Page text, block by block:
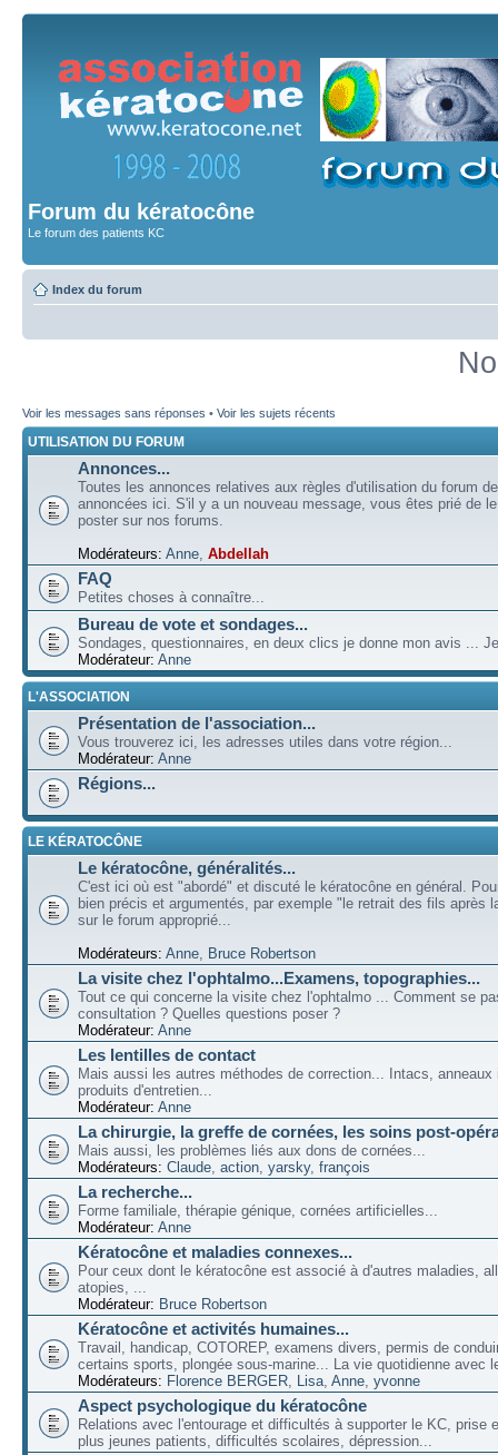
Forum du kératocône
Le forum des patients KC
Index du forum
Voir les messages sans réponses • Voir les sujets récents
UTILISATION DU FORUM
Annonces...
Toutes les annonces relatives aux règles d'utilisation du forum
annoncées ici. S'il y a un nouveau message, vous êtes prié de
poster sur nos forums.
Modérateurs: Anne, Abdellah
FAQ
Petites choses à connaître...
Bureau de vote et sondages...
Sondages, questionnaires, en deux clics je donne mon avis ...
Modérateur: Anne
L'ASSOCIATION
Présentation de l'association...
Vous trouverez ici, les adresses utiles dans votre région...
Modérateur: Anne
Régions...
LE KÉRATOCÔNE
Le kératocône, généralités...
C'est ici où est "abordé" et discuté le kératocône en général.
bien précis et argumentés, par exemple "le retrait des fils après
sur le forum approprié...
Modérateurs: Anne, Bruce Robertson
La visite chez l'ophtalmo...Examens, topographies...
Tout ce qui concerne la visite chez l'ophtalmo ... Comment se
consultation ? Quelles questions poser ?
Modérateur: Anne
Les lentilles de contact
Mais aussi les autres méthodes de correction... Intacs, anneaux
produits d'entretien...
Modérateur: Anne
La chirurgie, la greffe de cornées, les soins post-
Mais aussi, les problèmes liés aux dons de cornées...
Modérateurs: Claude, action, yarsky, françois
La recherche...
Forme familiale, thérapie génique, cornées artificielles...
Modérateur: Anne
Kératocône et maladies connexes...
Pour ceux dont le kératocône est associé à d'autres maladies,
atopies, ...
Modérateur: Bruce Robertson
Kératocône et activités humaines...
Travail, handicap, COTOREP, examens divers, permis de
certains sports, plongée sous-marine... La vie quotidienne avec
Modérateurs: Florence BERGER, Lisa, Anne, yvonne
Aspect psychologique du kératocône
Relations avec l'entourage et difficultés à supporter le KC, prise
plus jeunes patients, difficultés scolaires, dépression...